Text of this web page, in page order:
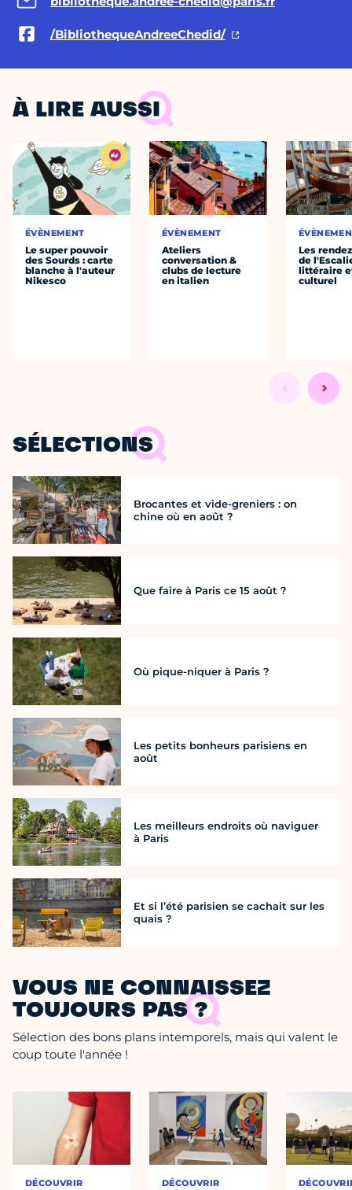
/BibliothequeAndreeChedid/
À LIRE AUSSI
ÉVÈNEMENT
Le super pouvoir
des Sourds : carte
blanche à l'auteur
Nikesco
ÉVÈNEMENT
Ateliers
conversation &
clubs de lecture
en italien
Les
de
littéraire
culturel
SÉLECTIONS
Brocantes et vide-greniers : on
chine où en août ?
Que faire à Paris ce 15 août ?
Où pique-niquer à Paris ?
Les petits bonheurs parisiens en
août
Les meilleurs endroits où naviguer
à Paris
Et si l’été parisien se cachait sur les
quais ?
VOUS NE CONNAISSEZ
TOUJOURS PAS ?
Sélection des bons plans intemporels, mais qui valent le
coup toute l'année !
DÉCOUVRIR DÉCOUVRIR